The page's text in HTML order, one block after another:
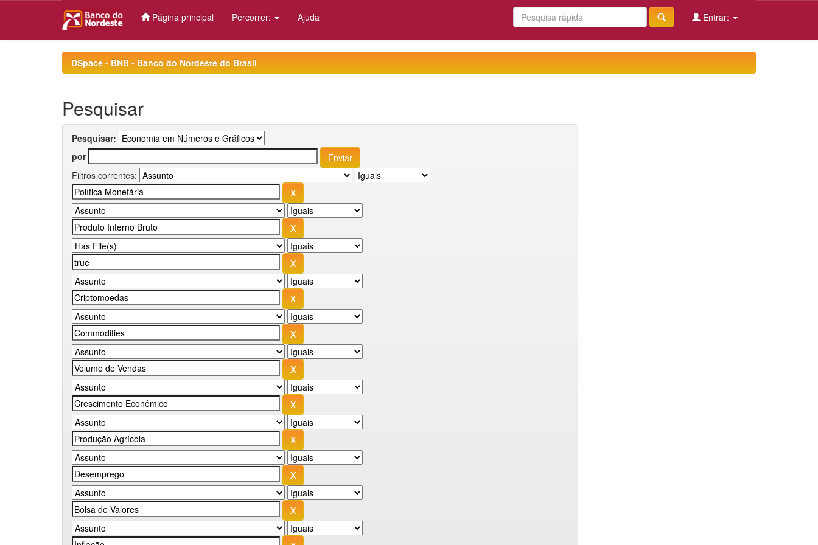
Página principal Percorrer: Ajuda Entrar:
DSpace - BNB - Banco do Nordeste do Brasil
Pesquisar
Pesquisar:
por
Filtros correntes: